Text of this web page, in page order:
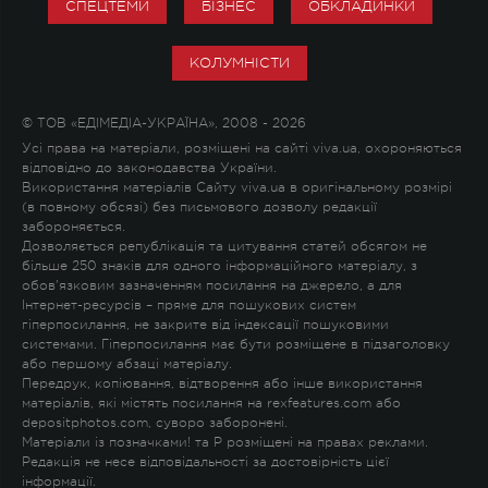
СПЕЦТЕМИ БІЗНЕС ОБКЛАДИНКИ
КОЛУМНІСТИ
© ТОВ «ЕДІМЕДІА-УКРАЇНА», 2008 - 2026
Усі права на матеріали, розміщені на сайті viva.ua, охороняються
відповідно до законодавства України.
Використання матеріалів Сайту viva.ua в оригінальному розмірі
(в повному обсязі) без письмового дозволу редакції
забороняється.
Дозволяється републікація та цитування статей обсягом не
більше 250 знаків для одного інформаційного матеріалу, з
обов'язковим зазначенням посилання на джерело, а для
Інтернет-ресурсів – пряме для пошукових систем
гіперпосилання, не закрите від індексації пошуковими
системами. Гіперпосилання має бути розміщене в підзаголовку
або першому абзаці матеріалу.
Передрук, копіювання, відтворення або інше використання
матеріалів, які містять посилання на rexfeatures.com або
depositphotos.com, суворо заборонені.
Матеріали із позначками! та P розміщені на правах реклами.
Редакція не несе відповідальності за достовірність цієї
інформації.